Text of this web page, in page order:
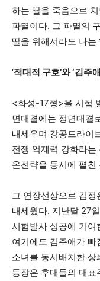
하는 딸을 죽음으로
파멸이다. 그 파멸의
딸을 위해서라도 나는
‘적대적 구호’와‘김주애
<화성-17형>을 시험
면대결에는 정면대결
내세우며 강공드라이
전쟁 억제력 강화라
온전략을 동시에 펼친
그 연장선상으로 김
내세웠다. 지난달 27
시험발사 성공에 기여
여기에도 김주애가
소녀를 동시배치한
등장은 후대들의 대